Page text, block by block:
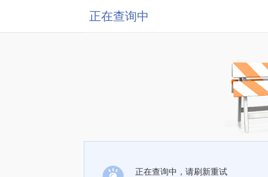
正在查询中
正在查询中，请刷新重试